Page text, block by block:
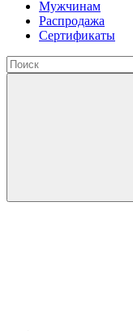
Мужчинам
Распродажа
Сертификаты